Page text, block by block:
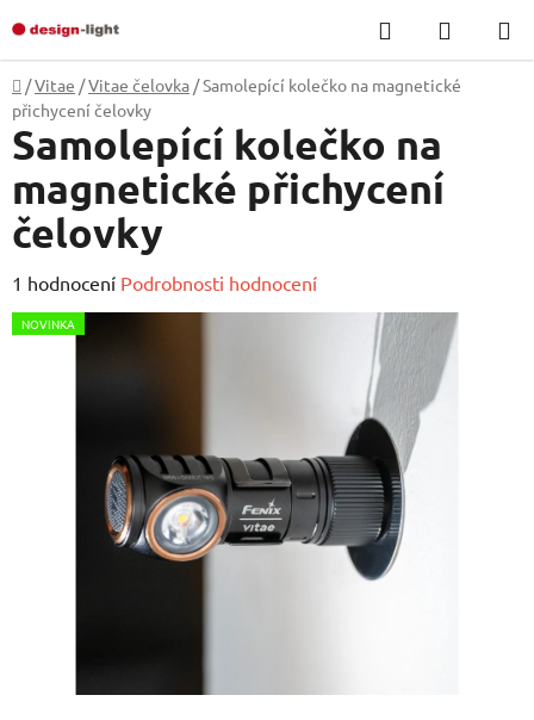
na
obsah
Hledat
KOŠÍK
Domů
/Vitae /Vitae čelovka /Samolepící kolečko na magnetické
přichycení čelovky
Samolepící kolečko na
magnetické přichycení
čelovky
Průměrné
hodnocení
1 hodnocení Podrobnosti hodnocení
NOVINKA